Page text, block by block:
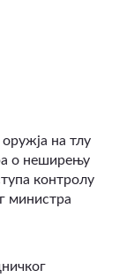
на тлу
о неширењу
контролу
министра